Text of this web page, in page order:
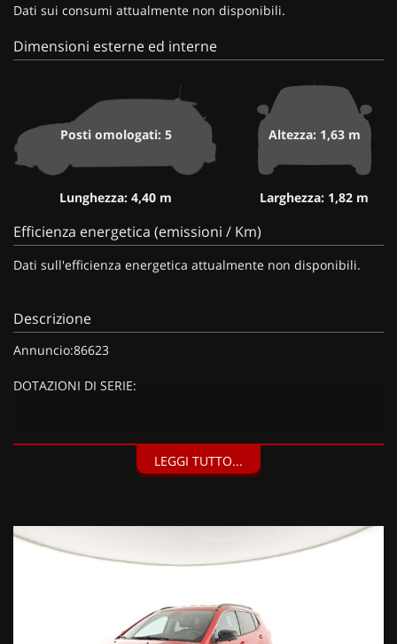
Dati sui consumi attualmente non disponibili.
Dimensioni esterne ed interne
Posti omologati: 5
Lunghezza: 4,40 m
Altezza: 1,63 m
Larghezza: 1,82 m
Efficienza energetica (emissioni / Km)
Dati sull'efficienza energetica attualmente non disponibili.
Descrizione
Annuncio:86623
DOTAZIONI DI SERIE:
Blind Spot Monitoring, Camera 360°, Courtesy Lamp esterna,
EUR), Kit Fix & Go (40 EUR), Vernice pastello Colorado Red,
LEGGI TUTTO...